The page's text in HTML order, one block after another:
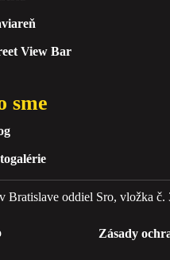
View Bar
sme
Bratislave oddiel Sro, vložka č.
Zásady